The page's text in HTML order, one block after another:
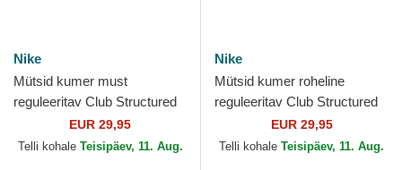
Nike
Mütsid kumer must
reguleeritav Club Structured
UV Poly Ripstop Chicago
White Sox MLB Nike
EUR 29,95
Telli kohale Teisipäev, 11. Aug.
Nike
Mütsid kumer roheline
reguleeritav Club Structured
UV Poly Ripstop Oakland
Athletics MLB Nike
EUR 29,95
Telli kohale Teisipäev, 11. Aug.